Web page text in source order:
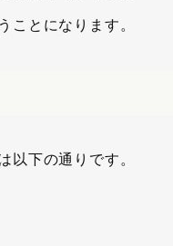
ことになります。
以下の通りです。